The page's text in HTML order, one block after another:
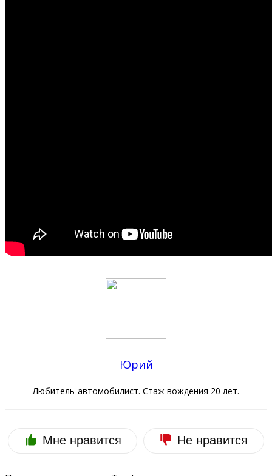
Юрий
Любитель-автомобилист. Стаж вождения 20 лет.
Мне нравится Не нравится